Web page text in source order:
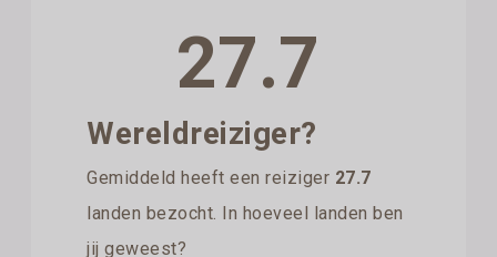
27.7
Wereldreiziger?
Gemiddeld heeft een reiziger 27.7
landen bezocht. In hoeveel landen ben
jij geweest?